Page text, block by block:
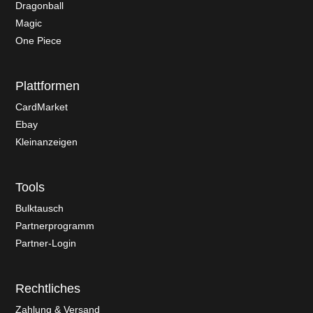
Dragonball
Magic
One Piece
Plattformen
CardMarket
Ebay
Kleinanzeigen
Tools
Bulktausch
Partnerprogramm
Partner-Login
Rechtliches
Zahlung & Versand